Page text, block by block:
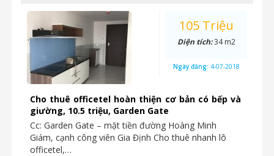
Cho thuê officetel hoàn thiện cơ bản có bếp và
giường, 10.5 triệu, Garden Gate
Cc: Garden Gate – mặt tiền đường Hoàng Minh
Giám, cạnh công viên Gia Định Cho thuê nhanh lô
officetel,…
105 Triệu
Diện tích:34 m2
Ngày đăng: 4-07-2018